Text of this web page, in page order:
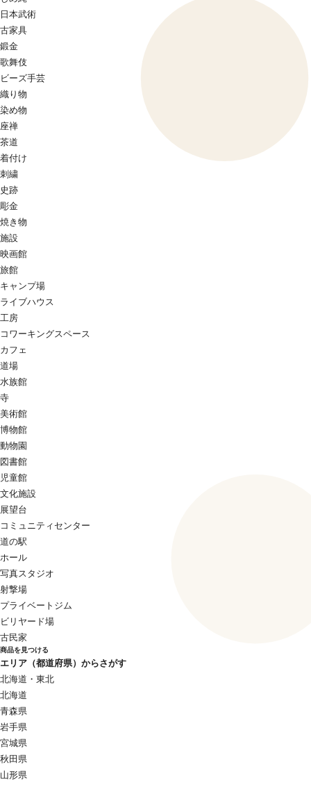
日本武術
古家具
鍛金
歌舞伎
ビーズ手芸
織り物
染め物
座禅
茶道
着付け
刺繍
史跡
彫金
焼き物
施設
映画館
旅館
キャンプ場
ライブハウス
工房
コワーキングスペース
カフェ
道場
水族館
寺
美術館
博物館
動物園
図書館
児童館
文化施設
展望台
コミュニティセンター
道の駅
ホール
写真スタジオ
射撃場
プライベートジム
ビリヤード場
古民家
商品を見つける
エリア（都道府県）からさがす
北海道・東北
北海道
青森県
岩手県
宮城県
秋田県
山形県